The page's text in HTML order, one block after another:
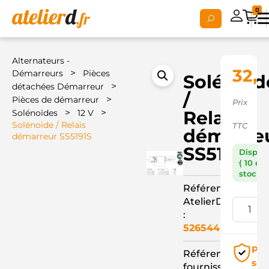
0
Alternateurs -
Démarreurs
>
Pièces
détachées Démarreur
>
Pièces de démarreur >
Solénoïdes > 12 V >
Solénoide / Relais
démarreur SS5191S
/
Relais
SS5191S
Référence
AtelierD
:
526544
Référence
Prix
TTC
( 10 en
stock )